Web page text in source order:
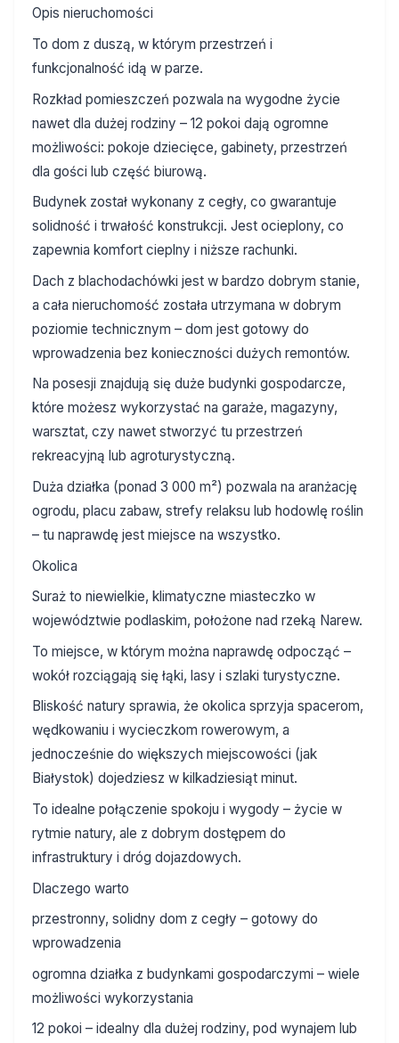
Opis nieruchomości
To dom z duszą, w którym przestrzeń i
funkcjonalność idą w parze.
Rozkład pomieszczeń pozwala na wygodne życie
nawet dla dużej rodziny – 12 pokoi dają ogromne
możliwości: pokoje dziecięce, gabinety, przestrzeń
dla gości lub część biurową.
Budynek został wykonany z cegły, co gwarantuje
solidność i trwałość konstrukcji. Jest ocieplony, co
zapewnia komfort cieplny i niższe rachunki.
Dach z blachodachówki jest w bardzo dobrym stanie,
a cała nieruchomość została utrzymana w dobrym
poziomie technicznym – dom jest gotowy do
wprowadzenia bez konieczności dużych remontów.
Na posesji znajdują się duże budynki gospodarcze,
które możesz wykorzystać na garaże, magazyny,
warsztat, czy nawet stworzyć tu przestrzeń
rekreacyjną lub agroturystyczną.
Duża działka (ponad 3 000 m²) pozwala na aranżację
ogrodu, placu zabaw, strefy relaksu lub hodowlę roślin
– tu naprawdę jest miejsce na wszystko.
Okolica
Suraż to niewielkie, klimatyczne miasteczko w
województwie podlaskim, położone nad rzeką Narew.
To miejsce, w którym można naprawdę odpocząć –
wokół rozciągają się łąki, lasy i szlaki turystyczne.
Bliskość natury sprawia, że okolica sprzyja spacerom,
wędkowaniu i wycieczkom rowerowym, a
jednocześnie do większych miejscowości (jak
Białystok) dojedziesz w kilkadziesiąt minut.
To idealne połączenie spokoju i wygody – życie w
rytmie natury, ale z dobrym dostępem do
infrastruktury i dróg dojazdowych.
Dlaczego warto
przestronny, solidny dom z cegły – gotowy do
wprowadzenia
ogromna działka z budynkami gospodarczymi – wiele
możliwości wykorzystania
12 pokoi – idealny dla dużej rodziny, pod wynajem lub